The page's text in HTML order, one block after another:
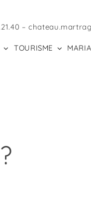
–
TOURISME